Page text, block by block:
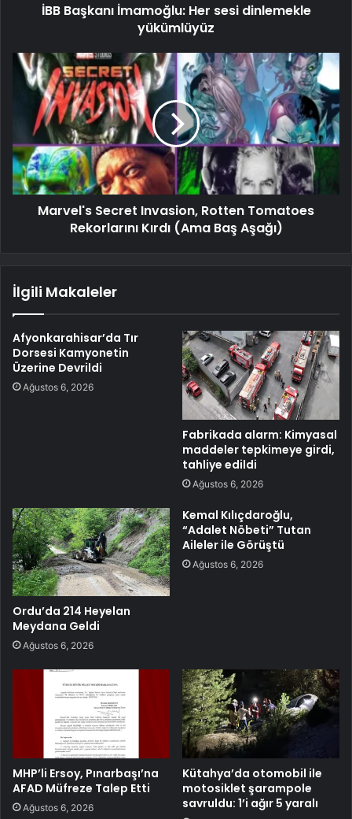
İBB Başkanı İmamoğlu: Her sesi dinlemekle
yükümlüyüz
Marvel's Secret Invasion, Rotten Tomatoes
Rekorlarını Kırdı (Ama Baş Aşağı)
İlgili Makaleler
Afyonkarahisar’da Tır
Dorsesi Kamyonetin
Üzerine Devrildi
Ağustos 6, 2026
Fabrikada alarm: Kimyasal
maddeler tepkimeye girdi,
tahliye edildi
Ağustos 6, 2026
Ordu’da 214 Heyelan
Meydana Geldi
Ağustos 6, 2026
Kemal Kılıçdaroğlu,
“Adalet Nöbeti” Tutan
Aileler ile Görüştü
Ağustos 6, 2026
MHP’li Ersoy, Pınarbaşı’na
AFAD Müfreze Talep Etti
Ağustos 6, 2026
Kütahya’da otomobil ile
motosiklet şarampole
savruldu: 1’i ağır 5 yaralı